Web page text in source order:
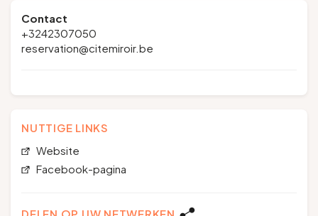
Contact
+3242307050
reservation@citemiroir.be
NUTTIGE LINKS
Website
Facebook-pagina